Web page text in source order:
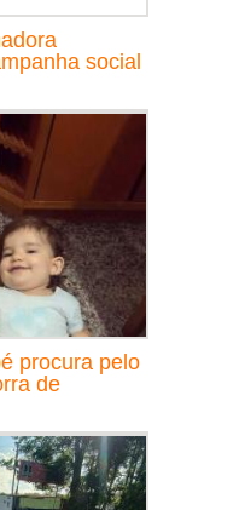
social
procura pelo
de